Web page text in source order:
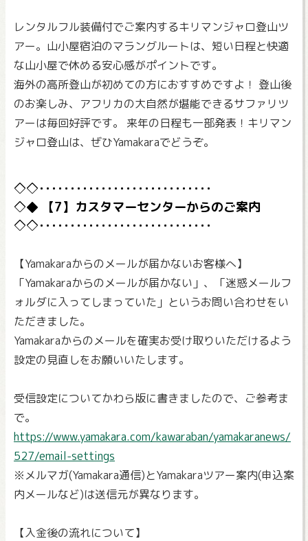
レンタルフル装備付でご案内するキリマンジャロ登山ツ
アー。山小屋宿泊のマラングルートは、短い日程と快適
な山小屋で休める安心感がポイントです。
海外の高所登山が初めての方におすすめですよ！ 登山後
のお楽しみ、アフリカの大自然が堪能できるサファリツ
アーは毎回好評です。 来年の日程も一部発表！キリマン
ジャロ登山は、ぜひYamakaraでどうぞ。
【7】カスタマーセンターからのご案内
【Yamakaraからのメールが届かないお客様へ】
「Yamakaraからのメールが届かない」、「迷惑メールフ
ォルダに入ってしまっていた」というお問い合わせをい
ただきました。
Yamakaraからのメールを確実お受け取りいただけるよう
設定の見直しをお願いいたします。
受信設定についてかわら版に書きましたので、ご参考ま
で。
https://www.yamakara.com/kawaraban/yamakaranews/
527/email-settings
※メルマガ(Yamakara通信)とYamakaraツアー案内(申込案
内メールなど)は送信元が異なります。
【入金後の流れについて】